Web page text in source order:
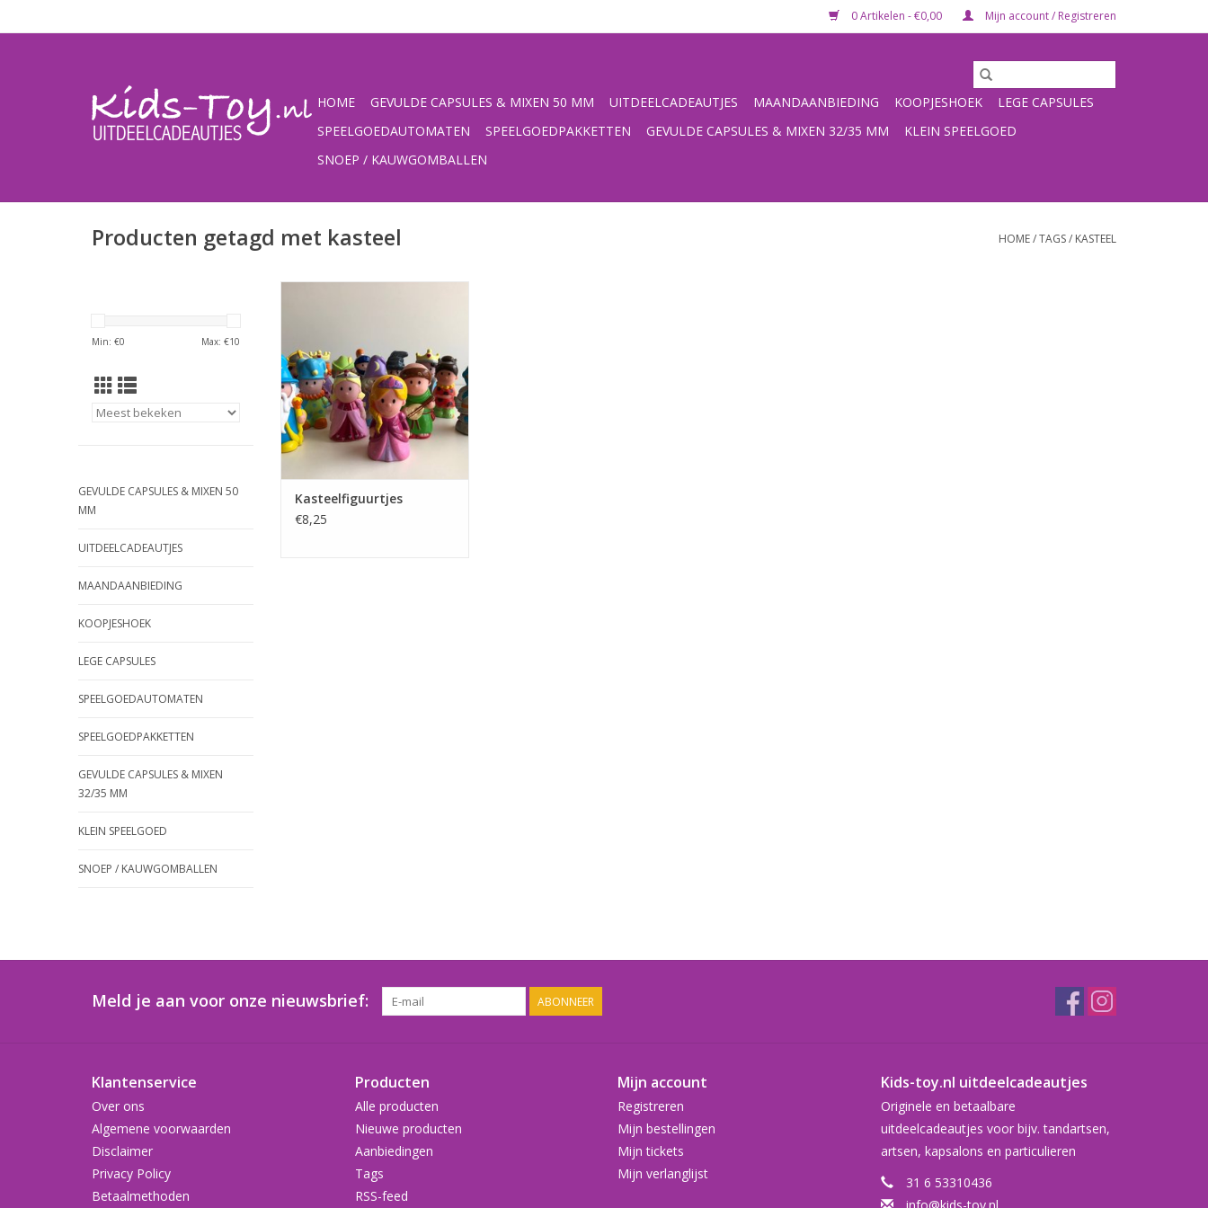
0 Artikelen - €0,00 Mijn account / Registreren
HOME GEVULDE CAPSULES & MIXEN 50 MM UITDEELCADEAUTJES MAANDAANBIEDING KOOPJESHOEK
LEGE CAPSULES
SPEELGOEDAUTOMATEN
SPEELGOEDPAKKETTEN GEVULDE CAPSULES & MIXEN 32/35 MM
KLEIN SPEELGOED
SNOEP / KAUWGOMBALLEN
Producten getagd met kasteel HOME/TAGS/ KASTEEL
Min: €0 Max: €10
GEVULDE CAPSULES & MIXEN 50
MM
UITDEELCADEAUTJES
MAANDAANBIEDING
KOOPJESHOEK
LEGE CAPSULES
SPEELGOEDAUTOMATEN
SPEELGOEDPAKKETTEN
GEVULDE CAPSULES & MIXEN
32/35 MM
KLEIN SPEELGOED
SNOEP / KAUWGOMBALLEN
Kasteelfiguurtjes
€8,25
Meld je aan voor onze nieuwsbrief: ABONNEER
Klantenservice
Over ons
Algemene voorwaarden
Disclaimer
Privacy Policy
Betaalmethoden
Producten
Alle producten
Nieuwe producten
Aanbiedingen
Tags
RSS-feed
Mijn account
Registreren
Mijn bestellingen
Mijn tickets
Mijn verlanglijst
Kids-toy.nl uitdeelcadeautjes
Originele en betaalbare
uitdeelcadeautjes voor bijv. tandartsen,
artsen, kapsalons en particulieren
31 6 53310436